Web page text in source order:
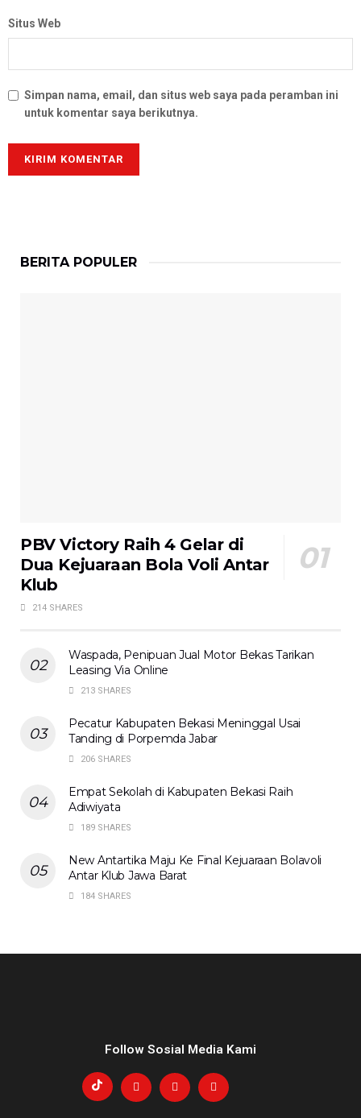
Situs Web
Simpan nama, email, dan situs web saya pada peramban ini
untuk komentar saya berikutnya.
BERITA POPULER
PBV Victory Raih 4 Gelar di
Dua Kejuaraan Bola Voli Antar
Klub
214 SHARES
Waspada, Penipuan Jual Motor Bekas Tarikan
Leasing Via Online
213 SHARES
Pecatur Kabupaten Bekasi Meninggal Usai
Tanding di Porpemda Jabar
206 SHARES
Empat Sekolah di Kabupaten Bekasi Raih
Adiwiyata
189 SHARES
New Antartika Maju Ke Final Kejuaraan Bolavoli
Antar Klub Jawa Barat
184 SHARES
Follow Sosial Media Kami